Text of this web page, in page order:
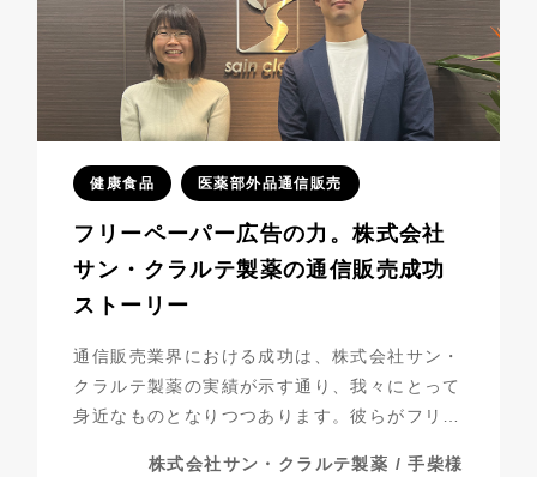
健康食品 医薬部外品通信販売
フリーペーパー広告の力。株式会社
サン・クラルテ製薬の通信販売成功
ストーリー
通信販売業界における成功は、株式会社サン・
クラルテ製薬の実績が示す通り、我々にとって
身近なものとなりつつあります。彼らがフリー
株式会社サン・クラルテ製薬 / 手柴様